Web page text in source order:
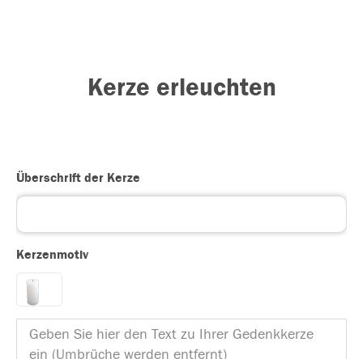
Kerze erleuchten
Überschrift der Kerze
Kerzenmotiv